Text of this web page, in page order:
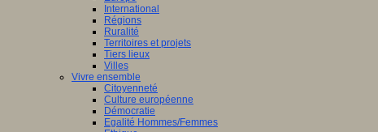
International
Régions
Ruralité
Territoires et projets
Tiers lieux
Villes
Vivre ensemble
Citoyenneté
Culture européenne
Démocratie
Egalité Hommes/Femmes